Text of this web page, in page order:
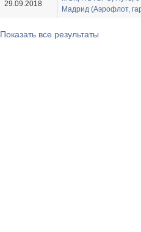
29.09.2018
Мадрид (Аэрофлот,
Показать все результаты